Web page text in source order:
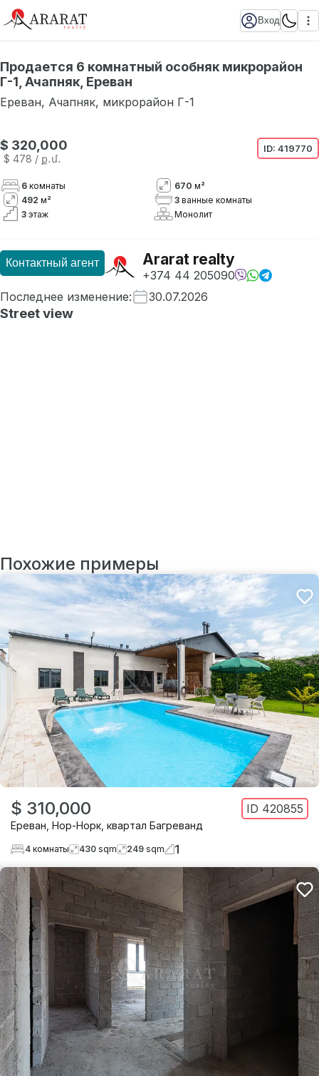
Вход
Продается 6 комнатный особняк микрорайон
Г-1, Ачапняк, Ереван
Ереван, Ачапняк, микрорайон Г-1
$ 320,000
$ 478 / ք․մ․
ID: 419770
6 комнаты 670 м²
492 м² 3 ванные комнаты
3 этаж Монолит
Контактный агент Ararat realty
+374 44 205090
Последнее изменение: 30.07.2026
Street view
Похожие примеры
$ 310,000 ID 420855
Ереван Нор-Норк квартал Багреванд
4 комнаты 430 sqm 249 sqm 1